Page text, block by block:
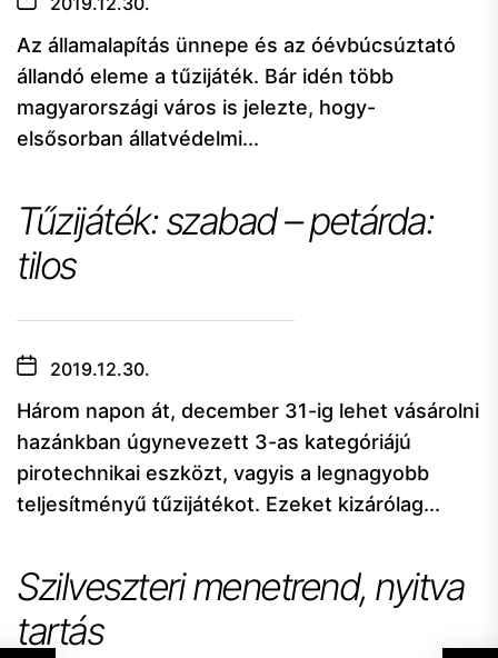
Az államalapítás ünnepe és az óévbúcsúztató
állandó eleme a tűzijáték. Bár idén több
magyarországi város is jelezte, hogy-
elsősorban állatvédelmi...
Tűzijáték: szabad – petárda:
tilos
2019.12.30.
Három napon át, december 31-ig lehet vásárolni
hazánkban úgynevezett 3-as kategóriájú
pirotechnikai eszközt, vagyis a legnagyobb
teljesítményű tűzijátékot. Ezeket kizárólag...
Szilveszteri menetrend, nyitva
tartás